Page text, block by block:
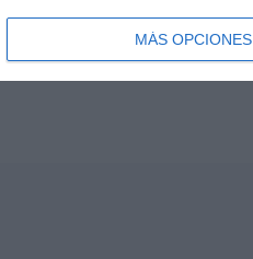
MÁS OPCIONES